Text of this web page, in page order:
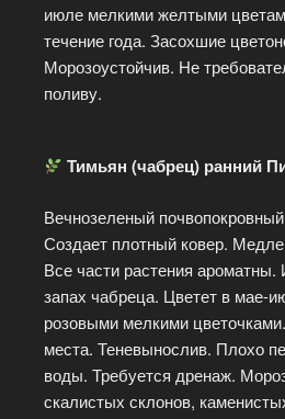
июле мелкими желтыми
течение года. Засохшие
Морозоустойчив. Не
поливу.
Тимьян (чабрец) ранний
Вечнозеленый
Создает плотный ковер.
Все части растения
запах чабреца. Цветет в мае-
розовыми мелкими
места. Теневынослив. Плохо
воды. Требуется дренаж.
скалистых склонов,